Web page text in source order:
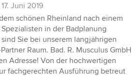
17. Juni 2019
schönen Rheinland nach einem
in der Badplanung
Sie bei unserem langjährigen
Raum. Bad. R. Musculus GmbH
Adresse! Von der hochwertigen
fachgerechten Ausführung betreut